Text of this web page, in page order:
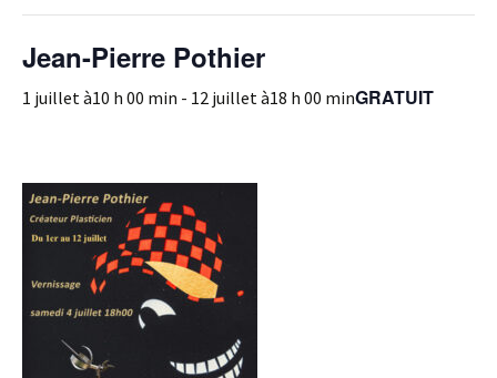
Jean-Pierre Pothier
1 juillet à10 h 00 min - 12 juillet à18 h 00 minGRATUIT